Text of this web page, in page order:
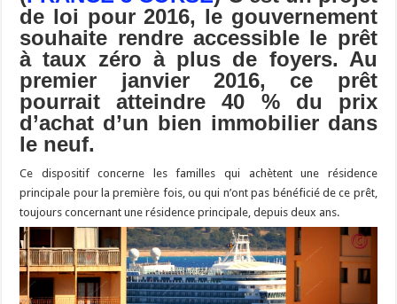
o
o
k
a
m
c
h
at
Li
n
o
n
t
p
p
bl
r
di l
g
er
de loi pour 2016, le gouvernement
souhaite rendre accessible le prêt
à taux zéro à plus de foyers. Au
premier janvier 2016, ce prêt
pourrait atteindre 40 % du prix
d’achat d’un bien immobilier dans
le neuf.
Ce dispositif concerne les familles qui achètent une résidence
principale pour la première fois, ou qui n’ont pas bénéficié de ce prêt,
toujours concernant une résidence principale, depuis deux ans.